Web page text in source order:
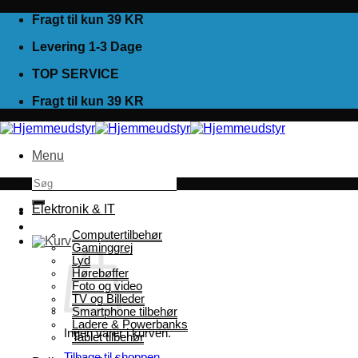
Fortsæt
indhold
Fragt til kun 39 KR
Levering 1-3 Dage
TOP SERVICE
Fragt til kun 39 KR
Menu
Søg
efter:
Ingen varer i kurven.
Elektronik & IT
Computertilbehør
Gaminggrej
Lyd
Hørebøffer
Foto og video
TV og Billeder
Smartphone tilbehør
Ladere & Powerbanks
Tablet tilbehør